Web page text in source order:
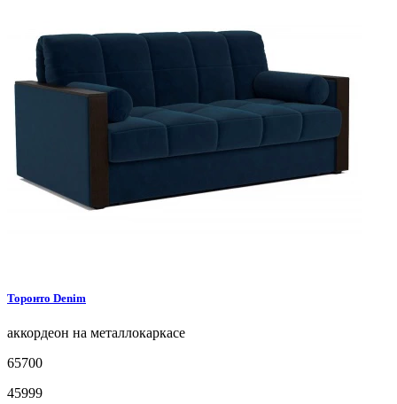
Торонто Denim
аккордеон на металлокаркасе
65700
45999